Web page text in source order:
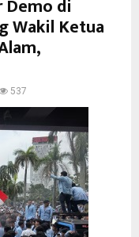
Demo di
Wakil Ketua
537